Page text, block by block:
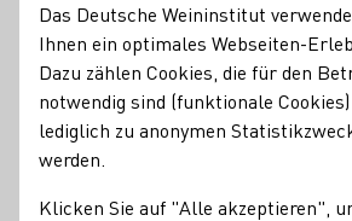
Fünf
Finale: Wer wird
Deutsche
Das Deutsche Weininstitut
Ihnen ein optimales Webseiten-
Dazu zählen Cookies, die für den
notwendig sind (funktionale
lediglich zu anonymen
werden.
Klicken Sie auf "Alle akzeptieren",